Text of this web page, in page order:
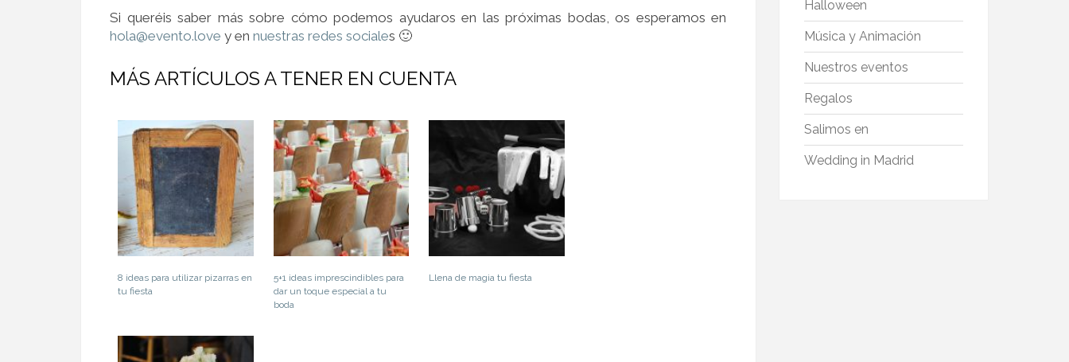
Si queréis saber más sobre cómo podemos ayudaros en las próximas bodas, os esperamos en
hola@evento.love y en nuestras redes sociales 🙂
MÁS ARTÍCULOS A TENER EN CUENTA
8 ideas para utilizar pizarras en
tu fiesta
5+1 ideas imprescindibles para
dar un toque especial a tu
boda
Llena de magia tu fiesta
Halloween
Música y Animación
Nuestros eventos
Regalos
Salimos en
Wedding in Madrid